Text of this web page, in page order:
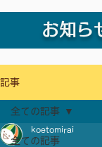
お知ら
記事
全ての記事
全ての記事
koetomirai